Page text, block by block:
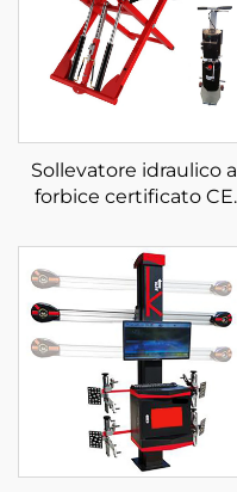
Sollevatore idraulico a
forbice certificato CE
mobile a basso livello